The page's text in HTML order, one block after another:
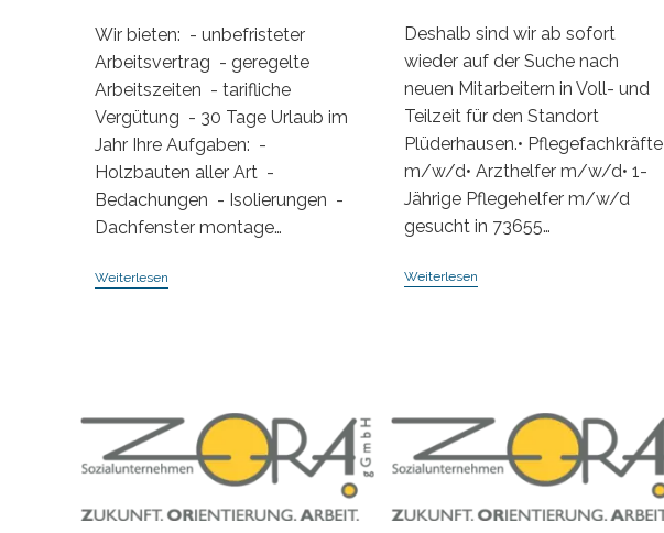
Wir bieten: - unbefristeter
Arbeitsvertrag - geregelte
Arbeitszeiten - tarifliche
Vergütung - 30 Tage Urlaub im
Jahr Ihre Aufgaben: -
Holzbauten aller Art -
Bedachungen - Isolierungen -
Dachfenster montage…
Weiterlesen
Deshalb sind wir ab sofort
wieder auf der Suche nach
neuen Mitarbeitern in Voll- und
Teilzeit für den Standort
Plüderhausen.• Pflegefachkräfte
m/w/d• Arzthelfer m/w/d• 1-
Jährige Pflegehelfer m/w/d
gesucht in 73655…
Weiterlesen